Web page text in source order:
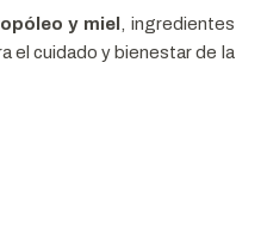
y miel, ingredientes
el cuidado y bienestar de la